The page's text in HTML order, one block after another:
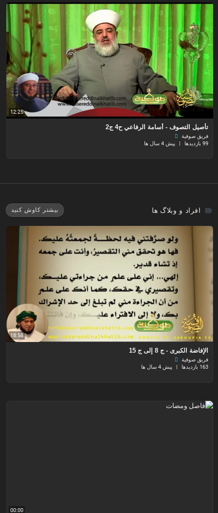
12:25
تأصيل التصوف - أسامة الرفاعي ح4 ج2
فريق صوفية
99 بازدیدها
| پیش 4 سال ها
افراد و وبلاگ ها بیشتر کاوش کنید
18:58
الإفاضة الكبرى - ج 8 إلى ج 15
فريق صوفية
163 بازدیدها
| پیش 4 سال ها
00:00